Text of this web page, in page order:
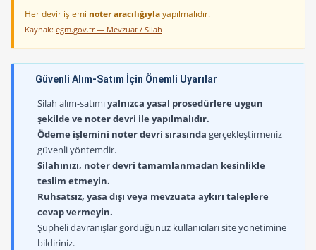
Her devir işlemi noter aracılığıylayapılmalıdır.
Kaynak: egm.gov.tr — Mevzuat / Silah
Güvenli Alım-Satım İçin Önemli Uyarılar
Silah alım-satımıyalnızca yasal prosedürlere uygun
şekilde ve noter devri ile yapılmalıdır.
Ödeme işlemini noter devri sırasında gerçekleştirmeniz
güvenli yöntemdir.
Silahınızı, noter devri tamamlanmadan kesinlikle
teslim etmeyin.
Ruhsatsız, yasa dışı veya mevzuata aykırı taleplere
cevap vermeyin.
Şüpheli davranışlar gördüğünüz kullanıcıları site yönetimine
bildiriniz.